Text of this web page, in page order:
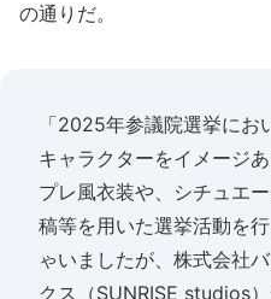
の通りだ。
「2025年参議院選挙に
キャラクターをイメージ
プレ風衣装や、シチュエ
稿等を用いた選挙活動を
ゃいましたが、株式会社
クス（SUNRISE studios